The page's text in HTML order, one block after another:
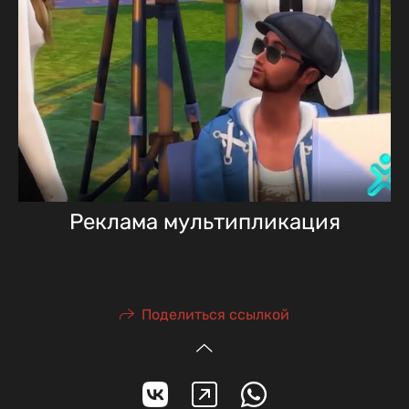
Реклама мультипликация
Поделиться ссылкой